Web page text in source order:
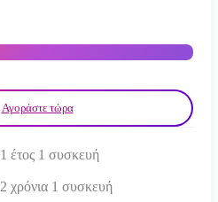
Αγοράστε τώρα
1 έτος 1 συσκευή
2 χρόνια 1 συσκευή